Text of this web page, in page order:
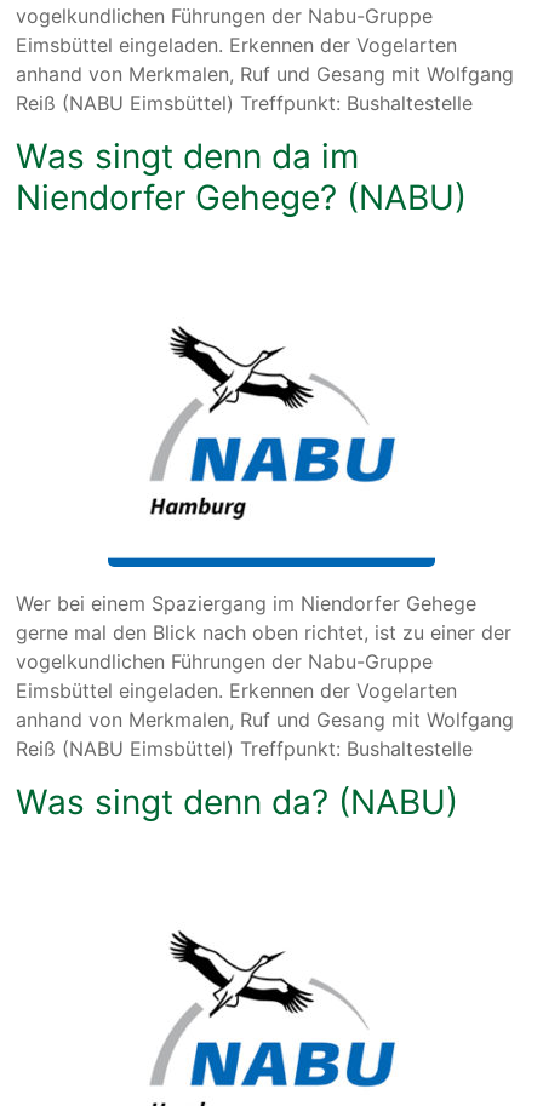
vogelkundlichen Führungen der Nabu-Gruppe
Eimsbüttel eingeladen. Erkennen der Vogelarten
anhand von Merkmalen, Ruf und Gesang mit Wolfgang
Reiß (NABU Eimsbüttel) Treffpunkt: Bushaltestelle
Was singt denn da im
Niendorfer Gehege? (NABU)
Wer bei einem Spaziergang im Niendorfer Gehege
gerne mal den Blick nach oben richtet, ist zu einer der
vogelkundlichen Führungen der Nabu-Gruppe
Eimsbüttel eingeladen. Erkennen der Vogelarten
anhand von Merkmalen, Ruf und Gesang mit Wolfgang
Reiß (NABU Eimsbüttel) Treffpunkt: Bushaltestelle
Was singt denn da? (NABU)